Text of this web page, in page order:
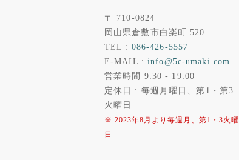
〒 710-0824
岡山県倉敷市白楽町 520
TEL : 086-426-5557
E-MAIL :info@5c-umaki.com
営業時間 9:30 - 19:00
定休日 : 毎週月曜日、第1・第3
火曜日
※ 2023年8月より毎週月、第1・3火曜
日